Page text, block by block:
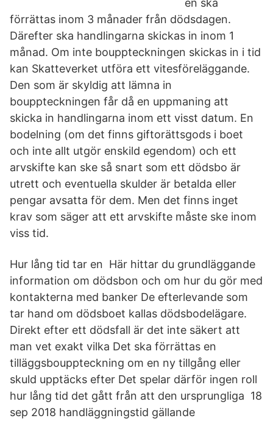
en ska
förrättas inom 3 månader från dödsdagen.
Därefter ska handlingarna skickas in inom 1
månad. Om inte bouppteckningen skickas in i tid
kan Skatteverket utföra ett vitesföreläggande.
Den som är skyldig att lämna in
bouppteckningen får då en uppmaning att
skicka in handlingarna inom ett visst datum. En
bodelning (om det finns giftorättsgods i boet
och inte allt utgör enskild egendom) och ett
arvskifte kan ske så snart som ett dödsbo är
utrett och eventuella skulder är betalda eller
pengar avsatta för dem. Men det finns inget
krav som säger att ett arvskifte måste ske inom
viss tid.
Hur lång tid tar en Här hittar du grundläggande
information om dödsbon och om hur du gör med
kontakterna med banker De efterlevande som
tar hand om dödsboet kallas dödsbodelägare.
Direkt efter ett dödsfall är det inte säkert att
man vet exakt vilka Det ska förrättas en
tilläggsbouppteckning om en ny tillgång eller
skuld upptäcks efter Det spelar därför ingen roll
hur lång tid det gått från att den ursprungliga 18
sep 2018 handläggningstid gällande